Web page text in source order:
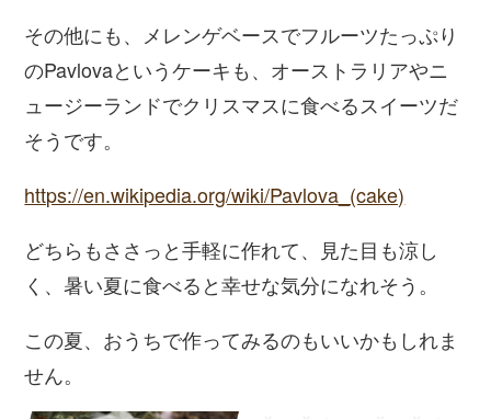
その他にも、メレンゲベースでフルーツたっぷり
のPavlovaというケーキも、オーストラリアやニ
ュージーランドでクリスマスに食べるスイーツだ
そうです。
https://en.wikipedia.org/wiki/Pavlova_(cake)
どちらもささっと手軽に作れて、見た目も涼し
く、暑い夏に食べると幸せな気分になれそう。
この夏、おうちで作ってみるのもいいかもしれま
せん。